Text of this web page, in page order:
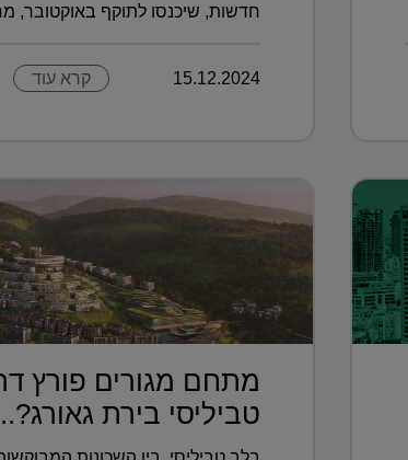
חדשות, שיכנסו לתוקף באוקטובר,
15.12.2024 קרא עוד
מתחם מגורים פורץ
טביליסי בירת